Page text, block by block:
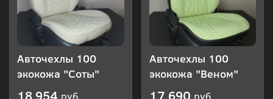
Авточехлы 100
экокожа "Соты"
18 954
Авточехлы 100
экокожа "Веном"
17 690